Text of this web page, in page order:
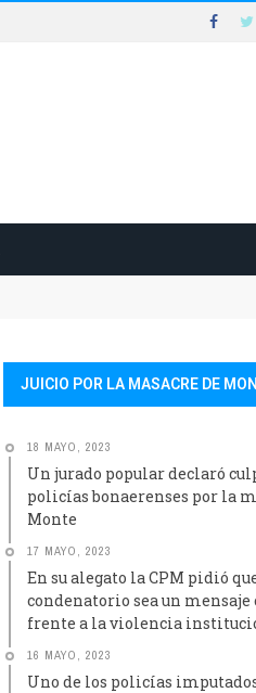
JUICIO POR LA MASACRE DE
18 MAYO, 2023
Un jurado popular declaró
policías bonaerenses por la
Monte
17 MAYO, 2023
En su alegato la CPM pidió
condenatorio sea un
frente a la violencia
16 MAYO, 2023
Uno de los policías